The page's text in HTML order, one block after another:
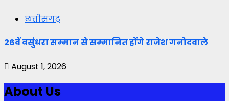
छत्तीसगढ़
26वें वसुंधरा सम्मान से सम्मानित होंगे राजेश गनोदवाले
August 1, 2026
About Us